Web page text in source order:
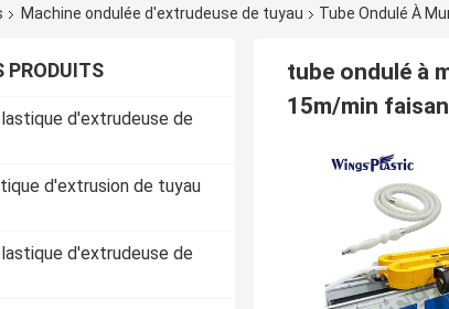
Machine ondulée d'extrudeuse de tuyau Tube Ondulé À
PRODUITS
d'extrudeuse de
d'extrusion de tuyau
d'extrudeuse de
tube ondulé à
15m/min